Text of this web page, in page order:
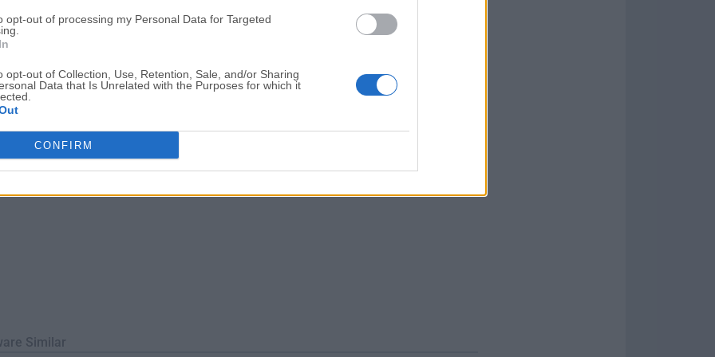
opt-out of processing my Personal Data for Targeted
opt-out of Collection, Use, Retention, Sale, and/or Sharing
Data that Is Unrelated with the Purposes for which it
CONFIRM
tal y como deberían ser las notas adhesivas.Características clave Crear
Col...
Similar